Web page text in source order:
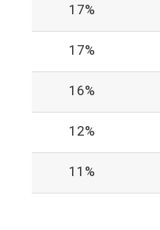
17%
17%
16%
12%
11%